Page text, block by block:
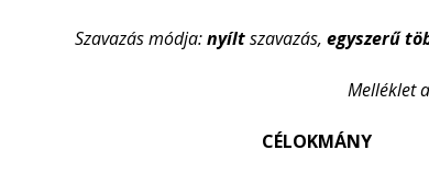
Szavazás módja:nyíltszavazás, egyszerű
Melléklet
CÉLOKMÁNY